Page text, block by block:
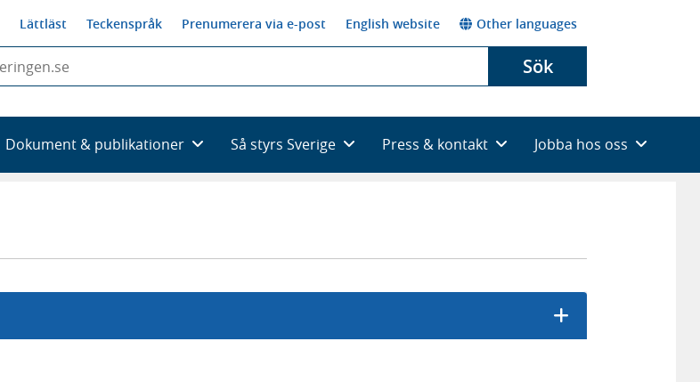
Lättläst Teckenspråk Prenumerera via e-post English website Other languages
Sök
Dokument & publikationer Så styrs Sverige Press & kontakt Jobba hos oss